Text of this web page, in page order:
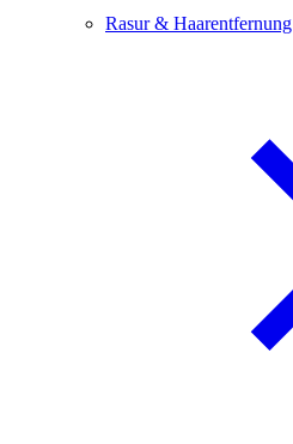
Rasur & Haarentfernung